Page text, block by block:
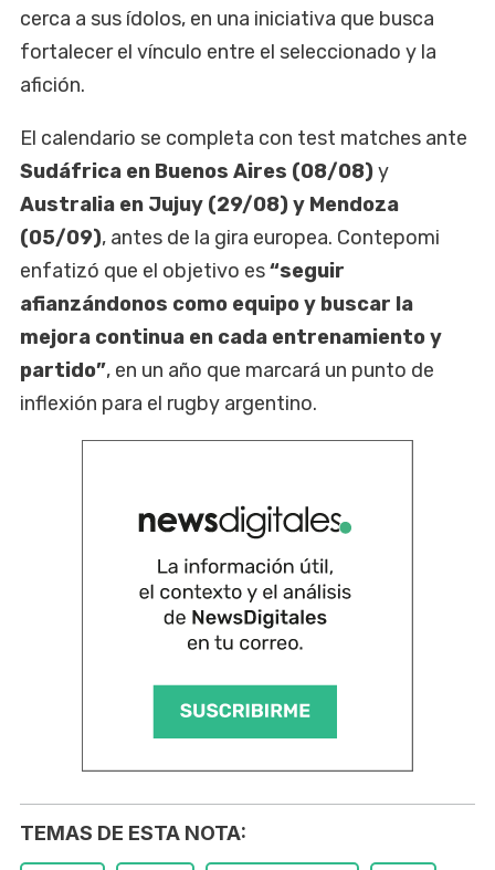
cerca a sus ídolos, en una iniciativa que busca
fortalecer el vínculo entre el seleccionado y la
afición.
El calendario se completa con test matches ante
Sudáfrica en Buenos Aires (08/08)y
Australia en Jujuy (29/08) y Mendoza
(05/09), antes de la gira europea. Contepomi
enfatizó que el objetivo es“seguir
afianzándonos como equipo y buscar la
mejora continua en cada entrenamiento y
partido”, en un año que marcará un punto de
inflexión para el rugby argentino.
TEMAS DE ESTA NOTA: